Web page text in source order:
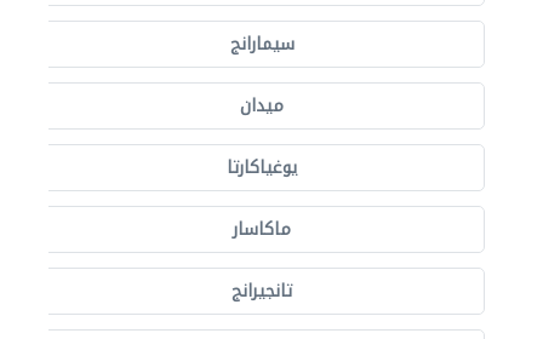
سيمارانج
ميدان
يوغياكارتا
ماكاسار
تانجيرانج